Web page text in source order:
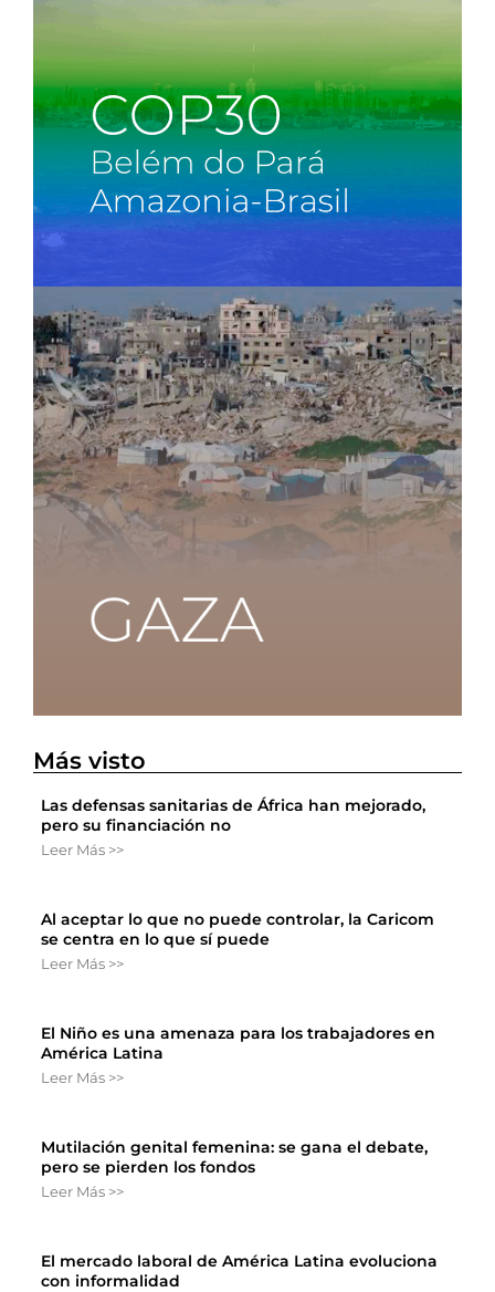
Más visto
Las defensas sanitarias de África han mejorado,
pero su financiación no
Leer Más >>
Al aceptar lo que no puede controlar, la Caricom
se centra en lo que sí puede
Leer Más >>
El Niño es una amenaza para los trabajadores en
América Latina
Leer Más >>
Mutilación genital femenina: se gana el debate,
pero se pierden los fondos
Leer Más >>
El mercado laboral de América Latina evoluciona
con informalidad